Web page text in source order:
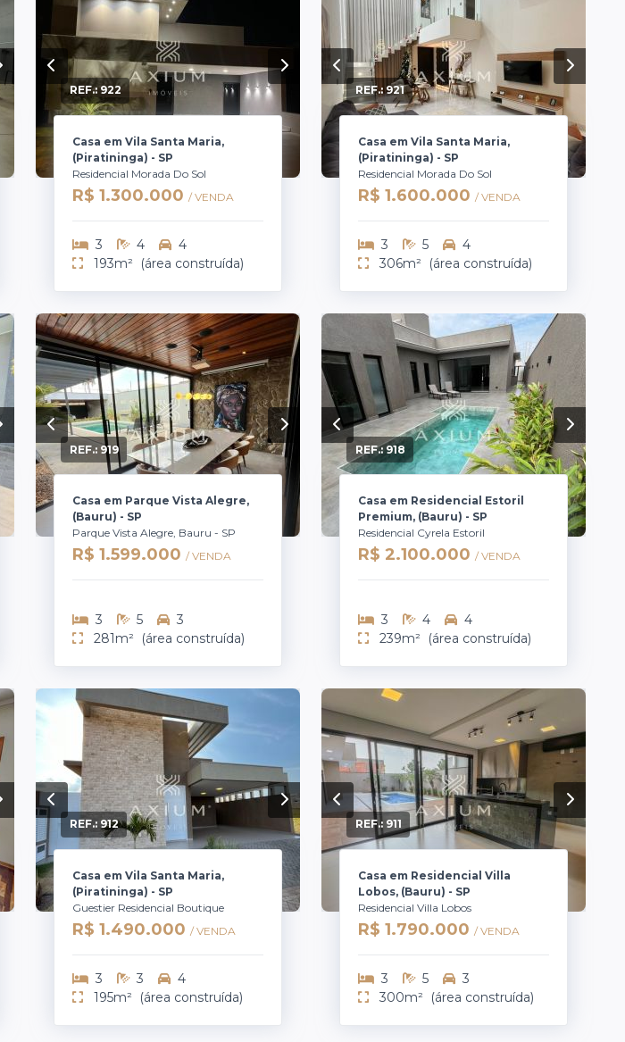
REF.:922
Casa em Vila Santa Maria,
(Piratininga) - SP
Residencial Morada Do Sol
R$ 1.300.000 / VENDA
3 4
4
193m²
(área construída)
REF.:921
Casa em Vila Santa Maria,
(Piratininga) - SP
Residencial Morada Do Sol
R$ 1.600.000 / VENDA
3 5
4
306m²
(área construída)
REF.: 919
Casa em Parque Vista Alegre,
(Bauru) - SP
Parque Vista Alegre, Bauru - SP
R$ 1.599.000 / VENDA
3 5
3
281m²
(área construída)
REF.:918
Casa em Residencial Estoril
Premium, (Bauru) - SP
Residencial Cyrela Estoril
R$ 2.100.000 / VENDA
3 4
4
239m²
(área construída)
REF.: 912
Casa em Vila Santa Maria,
(Piratininga) - SP
Guestier Residencial Boutique
R$ 1.490.000 / VENDA
3 3
4
195m²
(área construída)
REF.: 911
Casa em Residencial Villa
Lobos, (Bauru) - SP
Residencial Villa Lobos
R$ 1.790.000 / VENDA
3 5
3
300m²
(área construída)